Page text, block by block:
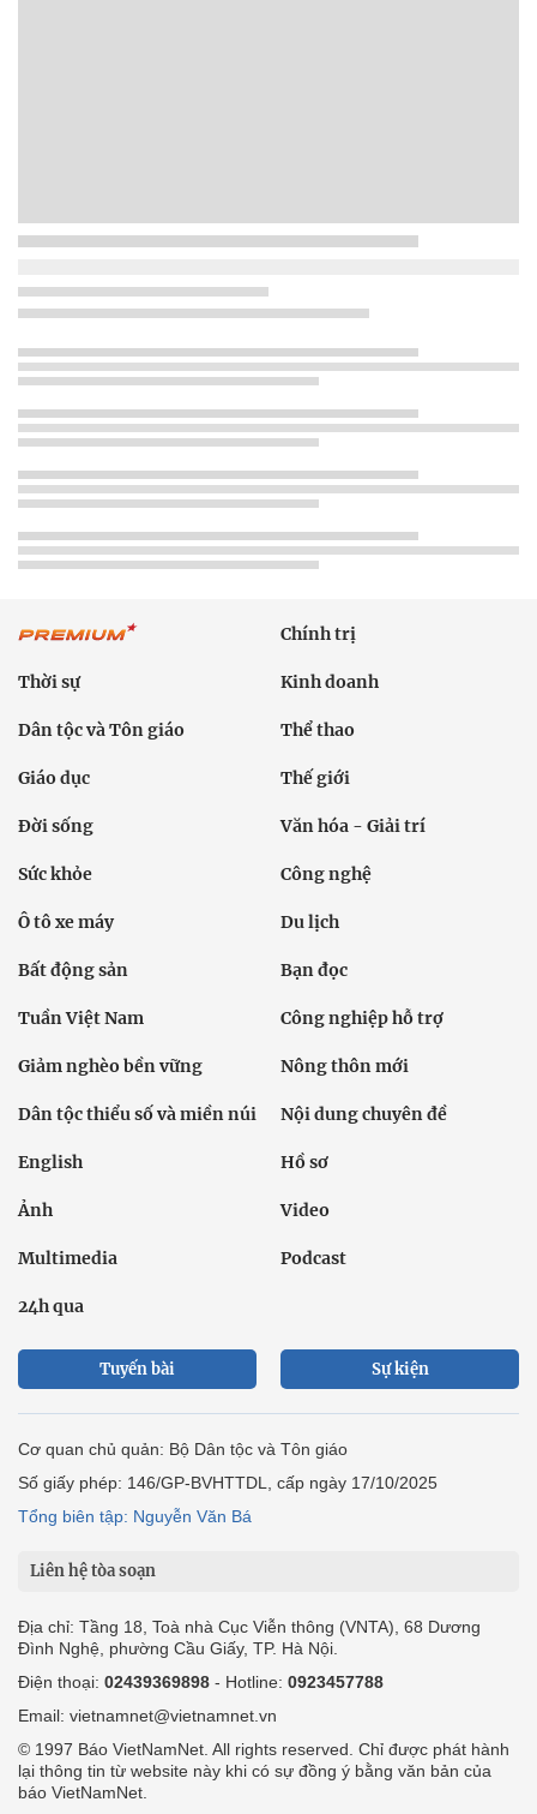
Chính trị
Thời sự Kinh doanh
Dân tộc và Tôn giáo Thể thao
Giáo dục Thế giới
Đời sống Văn hóa - Giải trí
Sức khỏe Công nghệ
Ô tô xe máy Du lịch
Bất động sản Bạn đọc
Tuần Việt Nam Công nghiệp hỗ trợ
Giảm nghèo bền vững Nông thôn mới
Dân tộc thiểu số và miền núi Nội dung chuyên đề
English Hồ sơ
Ảnh Video
Multimedia Podcast
24h qua
Tuyến bài Sự kiện
Cơ quan chủ quản: Bộ Dân tộc và Tôn giáo
Số giấy phép: 146/GP-BVHTTDL, cấp ngày 17/10/2025
Tổng biên tập: Nguyễn Văn Bá
Liên hệ tòa soạn
Địa chỉ: Tầng 18, Toà nhà Cục Viễn thông (VNTA), 68 Dương
Đình Nghệ, phường Cầu Giấy, TP. Hà Nội.
Điện thoại: 02439369898 - Hotline: 0923457788
Email: vietnamnet@vietnamnet.vn
© 1997 Báo VietNamNet. All rights reserved. Chỉ được phát hành
lại thông tin từ website này khi có sự đồng ý bằng văn bản của
báo VietNamNet.